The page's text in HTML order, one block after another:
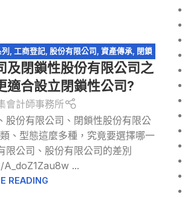
,工商登記, 股份有限公司 ,資產傳承, 閉鎖
限公司
及閉鎖性股份有限公司之
適合設立閉鎖性公司?
會計師事務所
股份有限公司、閉鎖性股份有限公
、型態這麼多種，究竟要選擇哪一
限公司、股份有限公司的差別
...
READING